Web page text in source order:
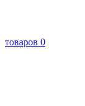
товаров 0